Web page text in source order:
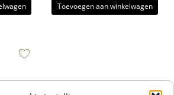
Toevoegen aan winkelwagen